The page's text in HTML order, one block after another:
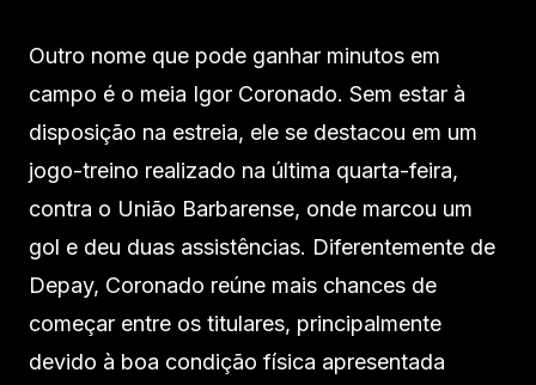
Outro nome que pode ganhar minutos em
campo é o meia Igor Coronado. Sem estar à
disposição na estreia, ele se destacou em um
jogo-treino realizado na última quarta-feira,
contra o União Barbarense, onde marcou um
gol e deu duas assistências. Diferentemente de
Depay, Coronado reúne mais chances de
começar entre os titulares, principalmente
devido à boa condição física apresentada